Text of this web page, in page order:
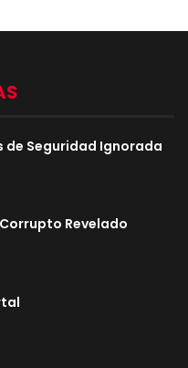
de Seguridad Ignorada
Revelado